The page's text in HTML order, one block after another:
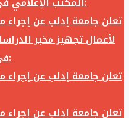
تعلن جامعة إدلب عن إجراء
لأعمال تجهيز مخبر
في جامعة ادلب وفق الآتي:
تعلن جامعة إدلب عن إجراء
تعلن جامعة إدلب عن إجراء